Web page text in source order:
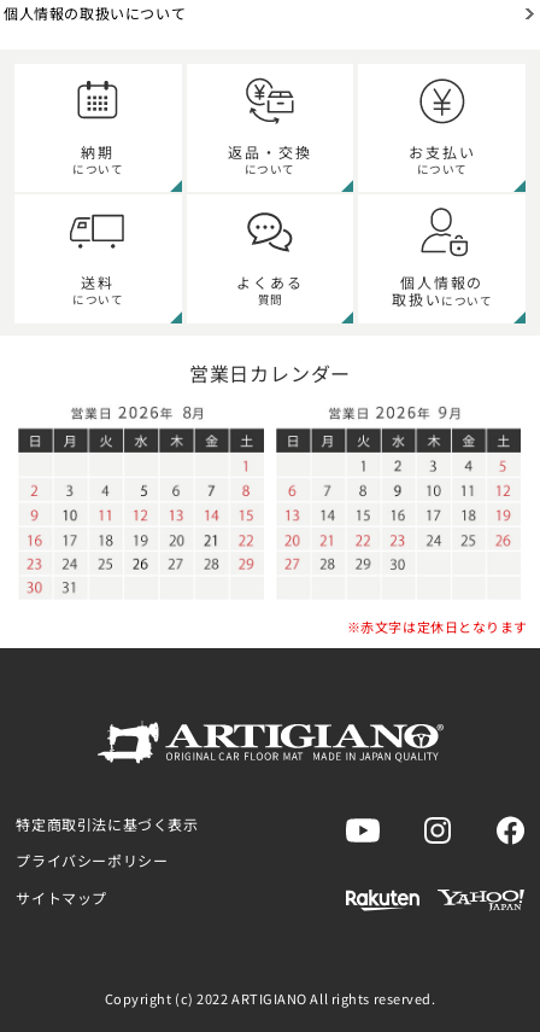
個人情報の取扱いについて
納期
について
返品・交換
について
お支払い
について
送料
について
よくある
質問
個人情報の
取扱い について
営業日カレンダー
※赤文字は定休日となります
特定商取引法に基づく表示
プライバシーポリシー
サイトマップ
Copyright (c) 2022 ARTIGIANO All rights reserved.